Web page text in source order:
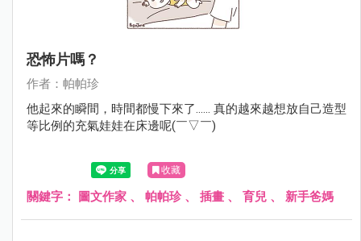
恐怖片嗎？
作者：帕帕珍
他起來的瞬間，時間都慢下來了...... 真的越來越想放自己造型
等比例的充氣娃娃在床邊呢(￣▽￣)
收藏
關鍵字： 圖文作家 、 帕帕珍、 插畫 、 育兒 、 新手爸媽